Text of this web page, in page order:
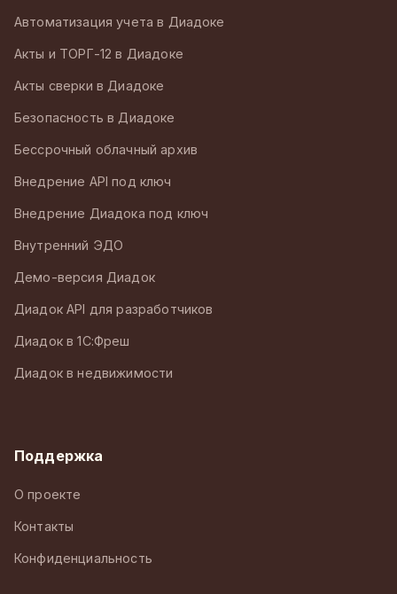
Автоматизация учета в Диадоке
Акты и ТОРГ-12 в Диадоке
Акты сверки в Диадоке
Безопасность в Диадоке
Бессрочный облачный архив
Внедрение API под ключ
Внедрение Диадока под ключ
Внутренний ЭДО
Демо-версия Диадок
Диадок API для разработчиков
Диадок в 1С:Фреш
Диадок в недвижимости
Поддержка
О проекте
Контакты
Конфиденциальность